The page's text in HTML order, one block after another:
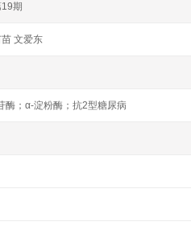
期
文爱东
酶；α-淀粉酶；抗2型糖尿病